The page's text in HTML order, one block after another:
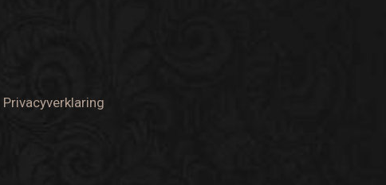
Privacyverklaring